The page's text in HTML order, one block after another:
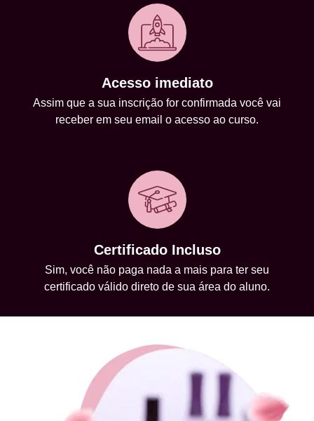
Acesso imediato
Assim que a sua inscrição for confirmada você vai
receber em seu email o acesso ao curso.
Certificado Incluso
Sim, você não paga nada a mais para ter seu
certificado válido direto de sua área do aluno.